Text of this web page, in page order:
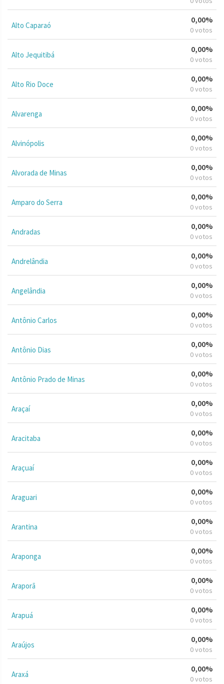
Alto Caparaó
0,00%
0 votos
Alto Jequitibá
0,00%
0 votos
Alto Rio Doce
0,00%
0 votos
Alvarenga
0,00%
0 votos
Alvinópolis
0,00%
0 votos
Alvorada de Minas
0,00%
0 votos
Amparo do Serra
0,00%
0 votos
Andradas
0,00%
0 votos
Andrelândia
0,00%
0 votos
Angelândia
0,00%
0 votos
Antônio Carlos
0,00%
0 votos
Antônio Dias
0,00%
0 votos
Antônio Prado de Minas
0,00%
0 votos
Araçaí
0,00%
0 votos
Aracitaba
0,00%
0 votos
Araçuaí
0,00%
0 votos
Araguari
0,00%
0 votos
Arantina
0,00%
0 votos
Araponga
0,00%
0 votos
Araporã
0,00%
0 votos
Arapuá
0,00%
0 votos
Araújos
0,00%
0 votos
Araxá
0,00%
0 votos